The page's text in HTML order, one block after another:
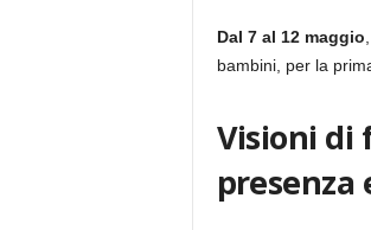
Dal 7 al 12 maggio
bambini, per la
Visioni di
presenza